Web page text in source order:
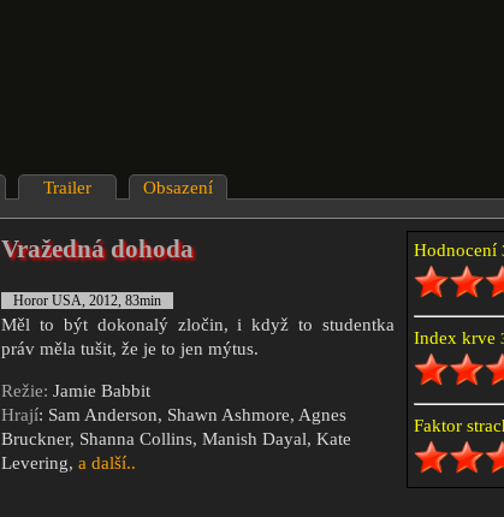
Trailer Obsazení
Hodnocení
Index krve
Faktor
Vražedná dohoda
Horor USA, 2012, 83min
Měl to být dokonalý zločin, i když to studentka
práv měla tušit, že je to jen mýtus.
Režie: Jamie Babbit
Hrají: Sam Anderson, Shawn Ashmore, Agnes
Bruckner, Shanna Collins, Manish Dayal, Kate
Levering, a další..